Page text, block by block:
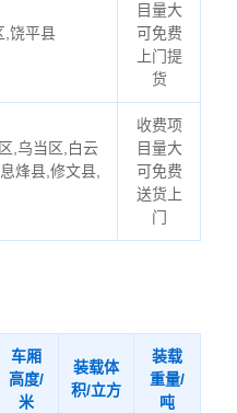
,饶平县
目量大
可免费
上门提
货
,乌当区,白云
烽县,修文县,
收费项
目量大
可免费
送货上
门
车厢
高度/
米
装载体
积/立方
装载
重量/
吨